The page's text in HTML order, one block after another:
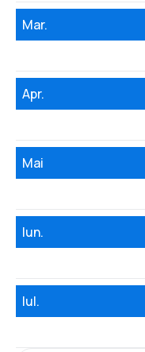
Mar.
Apr.
Mai
Iun.
Iul.